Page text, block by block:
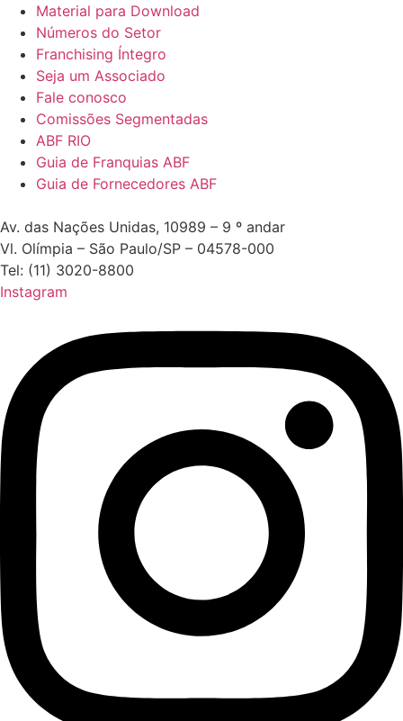
Material para Download
Números do Setor
Franchising Íntegro
Seja um Associado
Fale conosco
Comissões Segmentadas
ABF RIO
Guia de Franquias ABF
Guia de Fornecedores ABF
Av. das Nações Unidas, 10989 – 9 º andar
Vl. Olímpia – São Paulo/SP – 04578-000
Tel: (11) 3020-8800
Instagram